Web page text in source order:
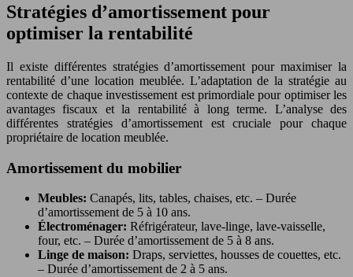
Stratégies d’amortissement pour
optimiser la rentabilité
Il existe différentes stratégies d’amortissement pour maximiser la
rentabilité d’une location meublée. L’adaptation de la stratégie au
contexte de chaque investissement est primordiale pour optimiser les
avantages fiscaux et la rentabilité à long terme. L’analyse des
différentes stratégies d’amortissement est cruciale pour chaque
propriétaire de location meublée.
Amortissement du mobilier
Meubles: Canapés, lits, tables, chaises, etc. – Durée
d’amortissement de 5 à 10 ans.
Électroménager: Réfrigérateur, lave-linge, lave-vaisselle,
four, etc. – Durée d’amortissement de 5 à 8 ans.
Linge de maison: Draps, serviettes, housses de couettes, etc.
– Durée d’amortissement de 2 à 5 ans.